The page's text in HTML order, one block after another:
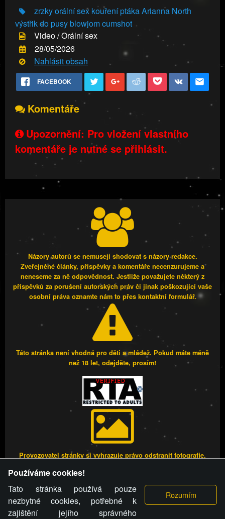
zrzkyorální sex kouření ptákaArianna North
výstřik do pusyblowjomcumshot
Video / Orální sex
28/05/2026
Nahlásit obsah
FACEBOOK
Komentáře
Upozornění: Pro vložení vlastního
komentáře je nutné se přihlásit.
Názory autorů se nemusejí shodovat s názory redakce.
Zveřejněné články, příspěvky a komentáře necenzurujeme a
neneseme za ně odpovědnost. Jestliže považujete některý z
příspěvků za porušení autorských práv či jinak poškozující vaše
osobní práva oznamte nám to přes kontaktní formulář.
Táto stránka není vhodná pro děti a mládež. Pokud máte méně
než 18 let, odejděte, prosím!
Provozovatel stránky si vyhrazuje právo odstranit fotografie,
stránky týče, ani osoba, která umístila fotografii nebo video na
stránku, nemůže z důvodu odstranění fotografie, videa nebo
komentáře pro výše uvedenou okolnost uplatnit vůči
provozovateli stránky žádný nárok na náhradu škody nebo
nemajetkové újmy.
Používáme cookies!
Tato stránka používá pouze
nezbytné cookies, potřebné k
zajištění jejího správného